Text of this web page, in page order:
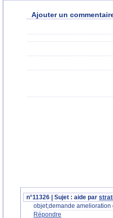
Ajouter un
n°11326 | Sujet : aide par
objet;demande amelioration
Répondre